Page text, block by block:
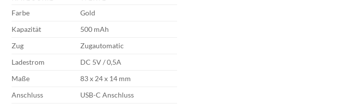
Farbe
Gold
Kapazität
500 mAh
Zug
Zugautomatic
Ladestrom
DC 5V / 0,5A
Maße
83 x 24 x 14 mm
Anschluss
USB-C Anschluss